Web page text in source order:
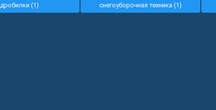
дробилки (1) снегоуборочная техника (1)